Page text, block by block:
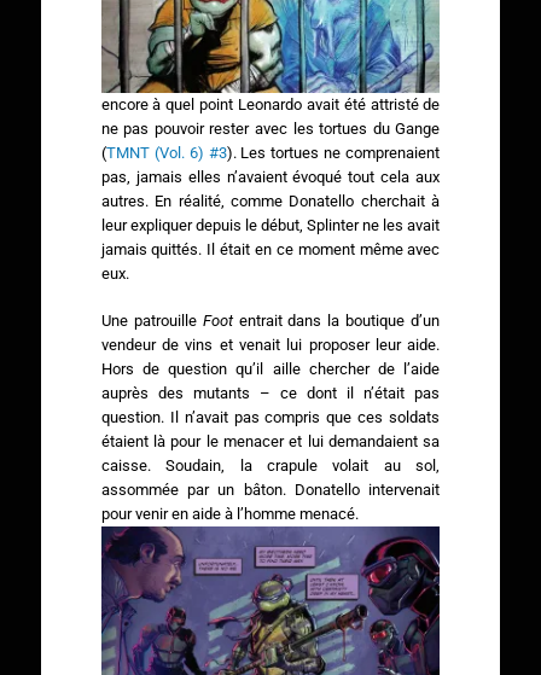
encore à quel point Leonardo avait été attristé de
ne pas pouvoir rester avec les tortues du Gange
(TMNT (Vol. 6) #3). Les tortues ne comprenaient
pas, jamais elles n’avaient évoqué tout cela aux
autres. En réalité, comme Donatello cherchait à
leur expliquer depuis le début, Splinter ne les avait
jamais quittés. Il était en ce moment même avec
eux.
Une patrouille Footentrait dans la boutique d’un
vendeur de vins et venait lui proposer leur aide.
Hors de question qu’il aille chercher de l’aide
auprès des mutants – ce dont il n’était pas
question. Il n’avait pas compris que ces soldats
étaient là pour le menacer et lui demandaient sa
caisse. Soudain, la crapule volait au sol,
assommée par un bâton. Donatello intervenait
pour venir en aide à l’homme menacé.